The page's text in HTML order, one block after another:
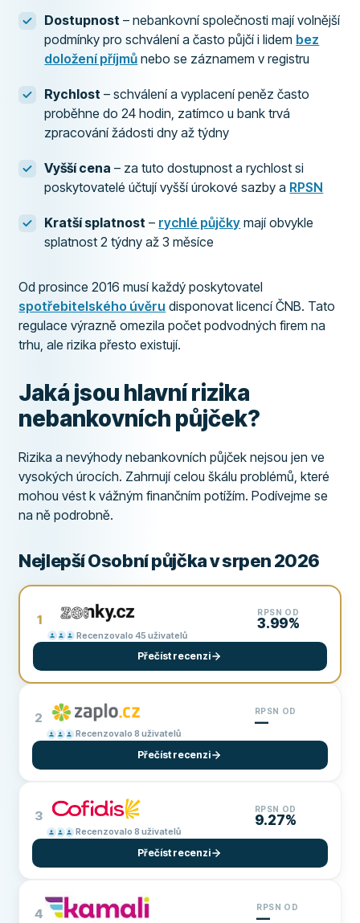
Dostupnost – nebankovní společnosti mají volnější
podmínky pro schválení a často půjčí i lidem bez
doložení příjmů nebo se záznamem v registru
Rychlost – schválení a vyplacení peněz často
proběhne do 24 hodin, zatímco u bank trvá
zpracování žádosti dny až týdny
Vyšší cena – za tuto dostupnost a rychlost si
poskytovatelé účtují vyšší úrokové sazby a RPSN
Kratší splatnost – rychlé půjčky mají obvykle
splatnost 2 týdny až 3 měsíce
Od prosince 2016 musí každý poskytovatel
spotřebitelského úvěru disponovat licencí ČNB. Tato
regulace výrazně omezila počet podvodných firem na
trhu, ale rizika přesto existují.
Jaká jsou hlavní rizika
nebankovních půjček?
Rizika a nevýhody nebankovních půjček nejsou jen ve
vysokých úrocích. Zahrnují celou škálu problémů, které
mohou vést k vážným finančním potížím. Podívejme se
na ně podrobně.
Nejlepší Osobní půjčka v srpen 2026
1
Recenzovalo 45 uživatelů
RPSN OD
3.99%
Přečíst recenzi
2
Recenzovalo 8 uživatelů
RPSN OD
—
Přečíst recenzi
3
Recenzovalo 8 uživatelů
RPSN OD
9.27%
Přečíst recenzi
4 RPSN OD
—